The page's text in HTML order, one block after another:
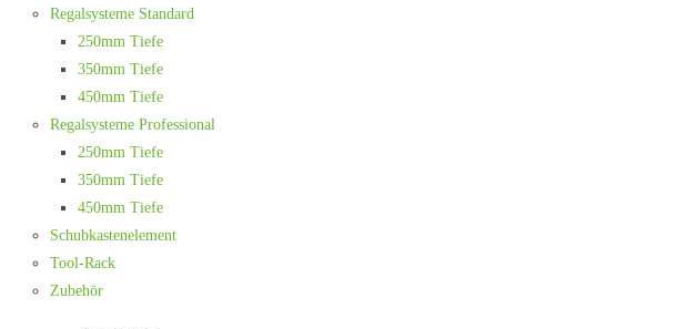
Regalsysteme Standard
250mm Tiefe
350mm Tiefe
450mm Tiefe
Regalsysteme Professional
250mm Tiefe
350mm Tiefe
450mm Tiefe
Schubkastenelement
Tool-Rack
Zubehör